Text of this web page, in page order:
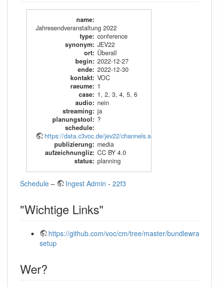
name:
Jahresendveranstaltung 2022
type: conference
synonym: JEV22
ort: Überall
begin: 2022-12-27
ende: 2022-12-30
kontakt: VOC
raeume: 1
case: 1,2,3,4,5,6
audio: nein
streaming: ja
planungstool: ?
schedule:
https://data.c3voc.de/jev22/channels.schedule.xml
publizierung: media
aufzeichnungliz: CC BY 4.0
status: planning
Schedule – Ingest Admin - 22f3
"Wichtige Links"
https://github.com/voc/cm/tree/master/
setup
Wer?